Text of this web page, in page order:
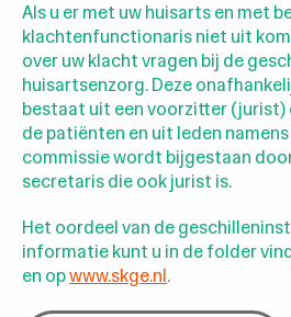
Als u er met uw huisarts en met
klachtenfunctionaris niet uit
over uw klacht vragen bij de
huisartsenzorg. Deze
bestaat uit een voorzitter (jurist)
de patiënten en uit leden
commissie wordt bijgestaan
secretaris die ook jurist is.
Het oordeel van de
informatie kunt u in de folder
en opwww.skge.nl.